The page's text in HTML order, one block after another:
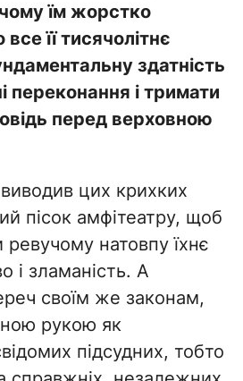
їм жорстко
її тисячолітнє
здатність
переконання і тримати
перед верховною
цих крихких
пісок амфітеатру, щоб
ревучому натовпу їхнє
і зламаність. А
своїм же законам,
рукою як
підсудних, тобто